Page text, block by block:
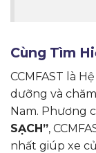
Cùng Tìm
CCMFAST là
dưỡng và
Nam. ​Phương
SẠCH”,
nhất giúp xe